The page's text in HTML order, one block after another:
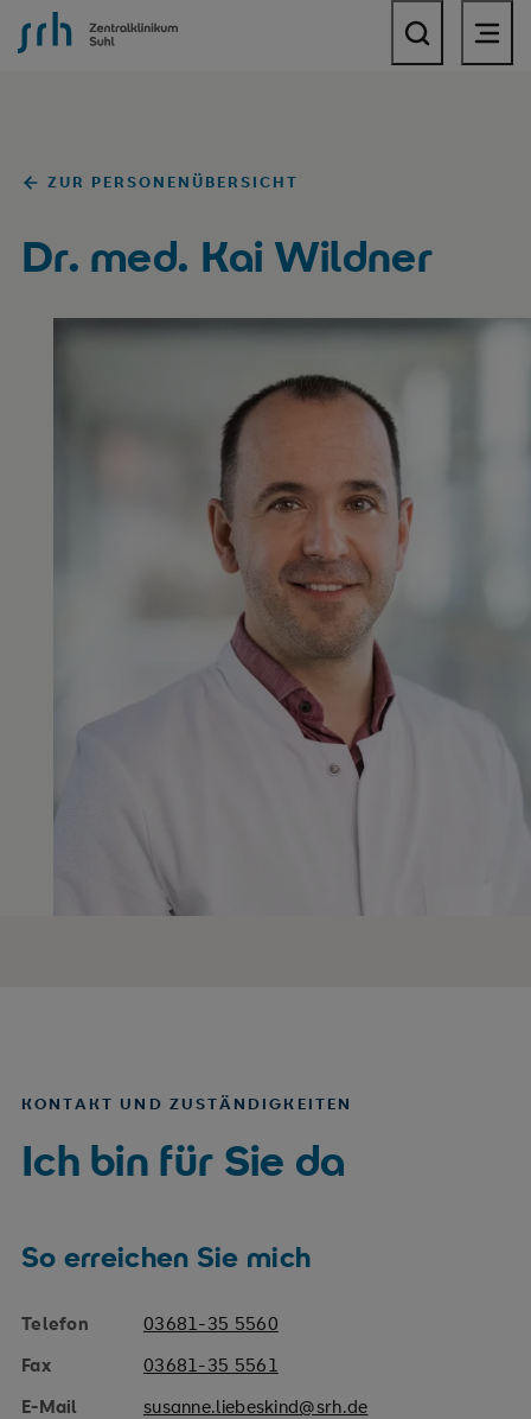
SRH Zentralklinikum Suhl
ZUR PERSONENÜBERSICHT
Dr. med. Kai Wildner
KONTAKT UND ZUSTÄNDIGKEITEN
Ich bin für Sie da
So erreichen Sie mich
Telefon
03681-35 5560
Fax
03681-35 5561
E-Mail
susanne.liebeskind@srh.de